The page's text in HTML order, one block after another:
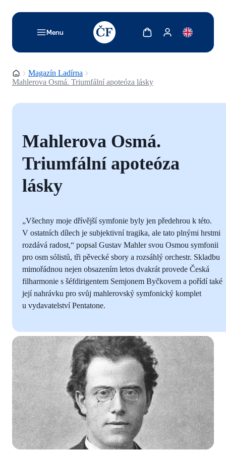
Menu
TODO: Add description for reader
Zobrazit košíkZobrazit můj účet
Domovská stránka
Magazín Ladírna
Mahlerova Osmá. Triumfální apoteóza lásky
Mahlerova Osmá.
Triumfální apoteóza
lásky
„Všechny moje dřívější symfonie byly jen předehrou k této.
V ostatních dílech je subjektivní tragika, ale tato plnými hrstmi
rozdává radost,“ popsal Gustav Mahler svou Osmou symfonii
pro osm sólistů, tři pěvecké sbory a rozsáhlý orchestr. Skladbu
mimořádnou nejen obsazením letos dvakrát provede Česká
filharmonie s šéfdirigentem Semjonem Byčkovem a pořídí také
její nahrávku pro svůj mahlerovský symfonický komplet
u vydavatelství Pentatone.